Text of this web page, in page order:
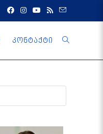
კონტაქტი